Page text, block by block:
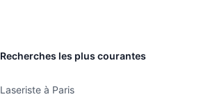
Recherches les plus courantes
Laseriste à Paris